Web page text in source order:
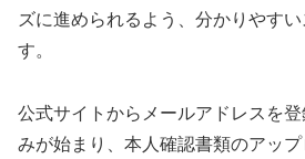
ズに進められるよう、分かりやす
す。
公式サイトからメールアドレスを
みが始まり、本人確認書類のアッ